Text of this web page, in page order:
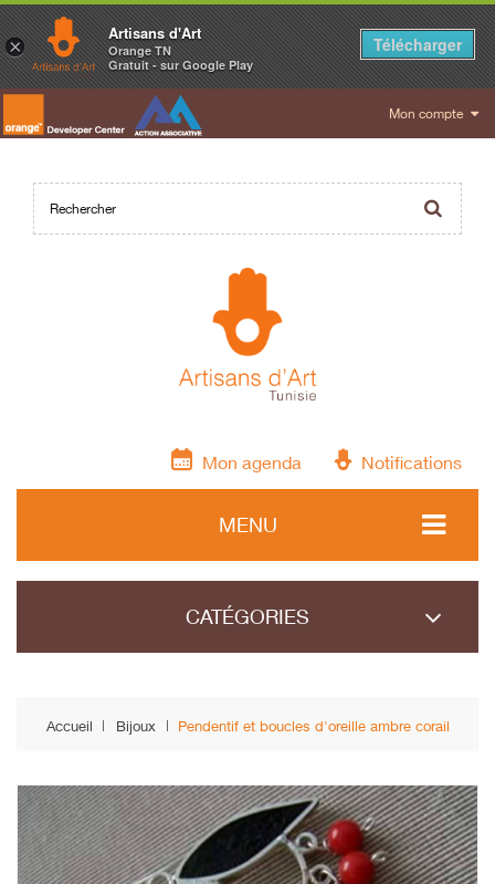
Mon compte
Mon agenda Notifications
MENU
CATÉGORIES
Accueil Bijoux Pendentif et boucles d'oreille ambre corail
×
Artisans d'Art
Orange TN
Gratuit - sur Google Play
Télécharger